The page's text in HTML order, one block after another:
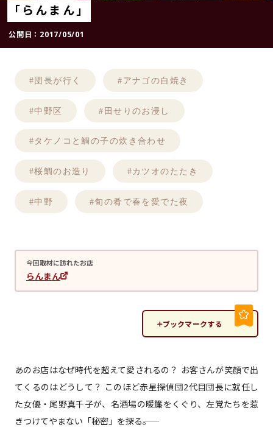
「らんまん」
公開日： 2017/05/01
#団長が行く #アナゴの白焼き
#中野区 #田せりのお浸し
#タケノコと鯛の子の炊き合わせ
#桜鯛のお造り #カツオのたたき
#中野 #旬の肴で春を愛でた夜
今回取材に訪れたお店
らんまん
ブックマークする
あのお店はなぜ時代を超えて愛されるの？ お客さんが笑顔で出
てくるのはどうして？ このほど赤星探偵団2代目団長に就任し
た女優・尾野真千子が、名酒場の暖簾をくぐり、左党たちを惹
きつけてやまない「秘密」を探る――。